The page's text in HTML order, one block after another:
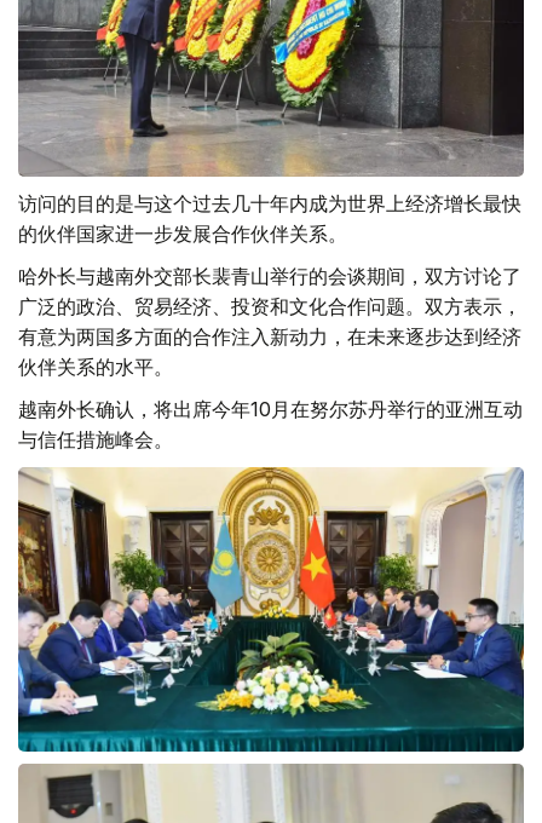
访问的目的是与这个过去几十年内成为世界上经济增长最快
的伙伴国家进一步发展合作伙伴关系。
哈外长与越南外交部长裴青山举行的会谈期间，双方讨论了
广泛的政治、贸易经济、投资和文化合作问题。双方表示，
有意为两国多方面的合作注入新动力，在未来逐步达到经济
伙伴关系的水平。
越南外长确认，将出席今年10月在努尔苏丹举行的亚洲互动
与信任措施峰会。